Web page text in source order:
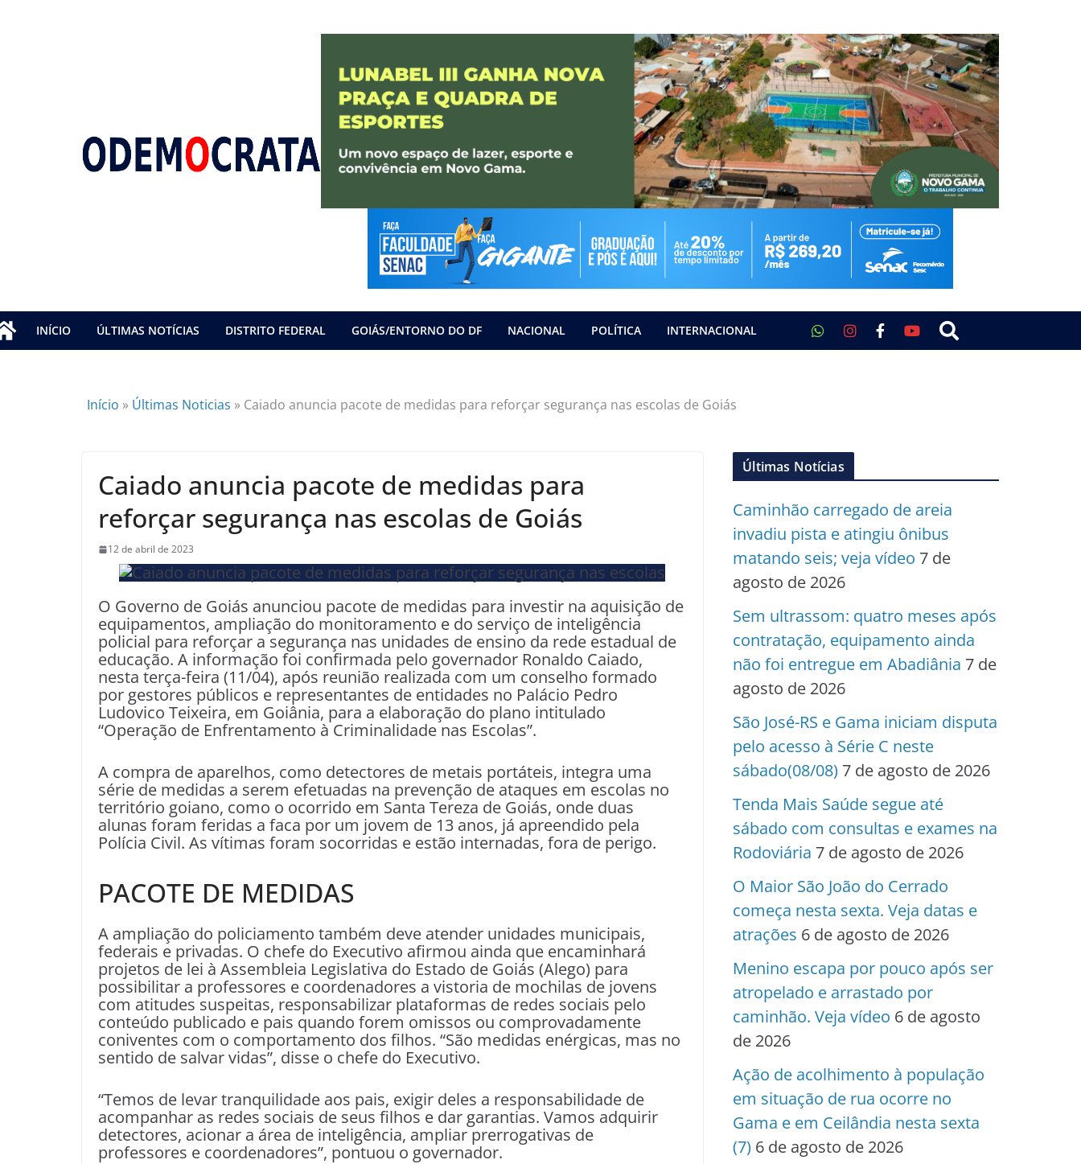
INÍCIO ÚLTIMAS NOTÍCIAS DISTRITO FEDERAL GOIÁS/ENTORNO DO DF NACIONAL POLÍTICA INTERNACIONAL
Início » Últimas Noticias » Caiado anuncia pacote de medidas para reforçar segurança nas escolas de Goiás
Caiado anuncia pacote de medidas para
reforçar segurança nas escolas de Goiás
12 de abril de 2023
O Governo de Goiás anunciou pacote de medidas para investir na aquisição de
equipamentos, ampliação do monitoramento e do serviço de inteligência
policial para reforçar a segurança nas unidades de ensino da rede estadual de
educação. A informação foi confirmada pelo governador Ronaldo Caiado,
nesta terça-feira (11/04), após reunião realizada com um conselho formado
por gestores públicos e representantes de entidades no Palácio Pedro
Ludovico Teixeira, em Goiânia, para a elaboração do plano intitulado
“Operação de Enfrentamento à Criminalidade nas Escolas”.
A compra de aparelhos, como detectores de metais portáteis, integra uma
série de medidas a serem efetuadas na prevenção de ataques em escolas no
território goiano, como o ocorrido em Santa Tereza de Goiás, onde duas
alunas foram feridas a faca por um jovem de 13 anos, já apreendido pela
Polícia Civil. As vítimas foram socorridas e estão internadas, fora de perigo.
PACOTE DE MEDIDAS
A ampliação do policiamento também deve atender unidades municipais,
federais e privadas. O chefe do Executivo afirmou ainda que encaminhará
projetos de lei à Assembleia Legislativa do Estado de Goiás (Alego) para
possibilitar a professores e coordenadores a vistoria de mochilas de jovens
com atitudes suspeitas, responsabilizar plataformas de redes sociais pelo
conteúdo publicado e pais quando forem omissos ou comprovadamente
coniventes com o comportamento dos filhos. “São medidas enérgicas, mas no
sentido de salvar vidas”, disse o chefe do Executivo.
“Temos de levar tranquilidade aos pais, exigir deles a responsabilidade de
acompanhar as redes sociais de seus filhos e dar garantias. Vamos adquirir
detectores, acionar a área de inteligência, ampliar prerrogativas de
professores e coordenadores”, pontuou o governador.
Últimas Notícias
Caminhão carregado de areia
invadiu pista e atingiu ônibus
matando seis; veja vídeo 7 de
agosto de 2026
Sem ultrassom: quatro meses após
contratação, equipamento ainda
não foi entregue em Abadiânia 7 de
agosto de 2026
São José-RS e Gama iniciam disputa
pelo acesso à Série C neste
sábado(08/08) 7 de agosto de 2026
Tenda Mais Saúde segue até
sábado com consultas e exames na
Rodoviária 7 de agosto de 2026
O Maior São João do Cerrado
começa nesta sexta. Veja datas e
atrações 6 de agosto de 2026
Menino escapa por pouco após ser
atropelado e arrastado por
caminhão. Veja vídeo 6 de agosto
de 2026
Ação de acolhimento à população
em situação de rua ocorre no
Gama e em Ceilândia nesta sexta
(7) 6 de agosto de 2026